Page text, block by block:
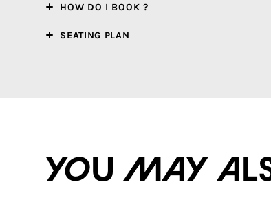
HOW DO I BOOK ?
SEATING PLAN
You may